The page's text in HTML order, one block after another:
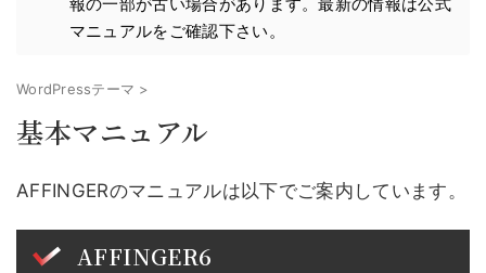
マニュアルをご確認下さい。
WordPressテーマ >
基本マニュアル
AFFINGERのマニュアルは以下でご案内しています。
AFFINGER6